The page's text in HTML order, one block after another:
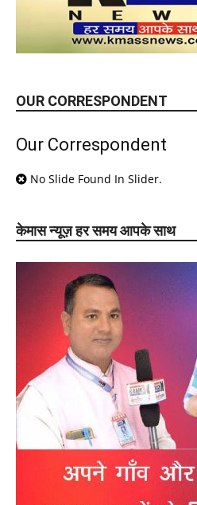
OUR CORRESPONDENT
Our Correspondent
No Slide Found In Slider.
केमास न्यूज़ हर समय आपके साथ